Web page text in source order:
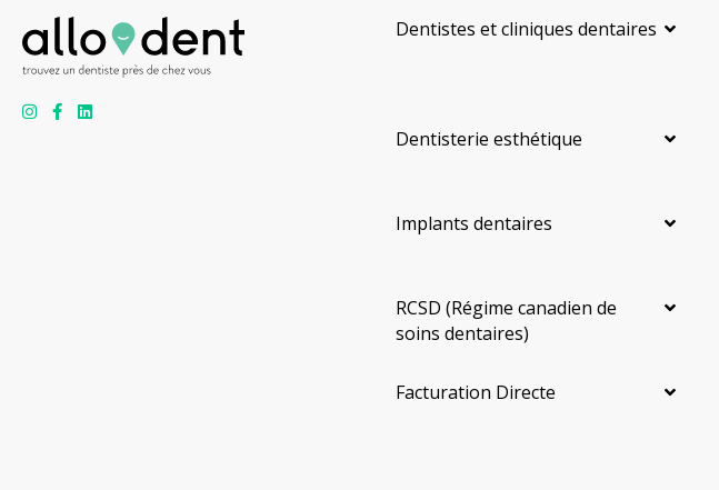
Dentistes et cliniques dentaires
Dentisterie esthétique
Implants dentaires
RCSD (Régime canadien de
soins dentaires)
Facturation Directe